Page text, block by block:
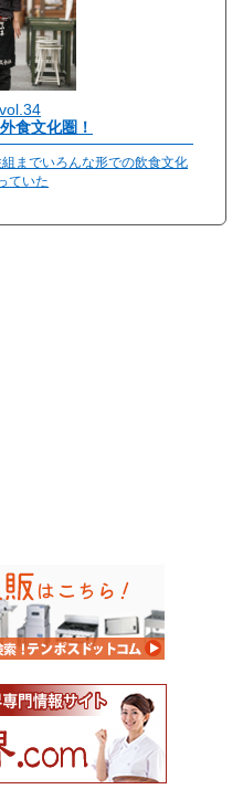
食文化圏！
までいろんな形での飲食文化
ていた